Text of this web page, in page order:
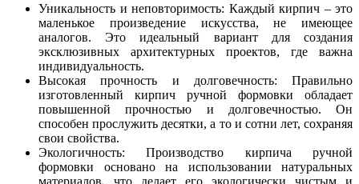
Уникальность и неповторимость: Каждый кирпич – это
маленькое произведение искусства, не имеющее
аналогов. Это идеальный вариант для создания
эксклюзивных архитектурных проектов, где важна
индивидуальность.
Высокая прочность и долговечность: Правильно
изготовленный кирпич ручной формовки обладает
повышенной прочностью и долговечностью. Он
способен прослужить десятки, а то и сотни лет, сохраняя
свои свойства.
Экологичность: Производство кирпича ручной
формовки основано на использовании натуральных
материалов, что делает его экологически чистым и